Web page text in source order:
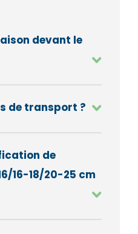
devant le
de transport ?
de
16-18/20-25 cm